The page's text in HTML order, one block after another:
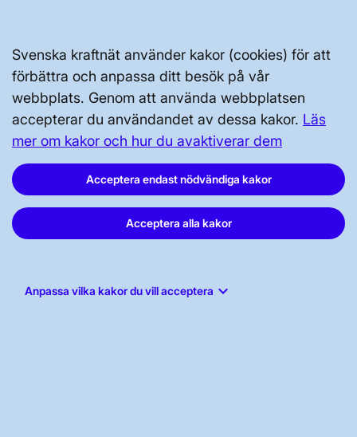
Svenska kraftnät använder kakor (cookies) för att
förbättra och anpassa ditt besök på vår
webbplats. Genom att använda webbplatsen
accepterar du användandet av dessa kakor. Läs
mer om kakor och hur du avaktiverar dem
Acceptera endast nödvändiga kakor
Acceptera alla kakor
Anpassa vilka kakor du vill acceptera keyboard_arrow_down
Svenska kraftnät, Box 1200, 172 24
Sundbyberg
Tel: 010-475 80 00
E-post:registrator@svk.se